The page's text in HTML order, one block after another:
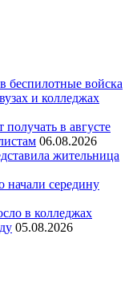
беспилотные войска
и колледжах
в августе
06.08.2026
жительница
начали середину
в колледжах
05.08.2026